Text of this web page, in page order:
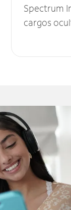
Spectrum
cargos